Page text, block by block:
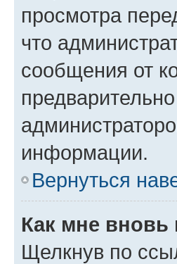
просмотра
что
сообщения от
информации.
Вернуться
Как мне
Щелкнув по